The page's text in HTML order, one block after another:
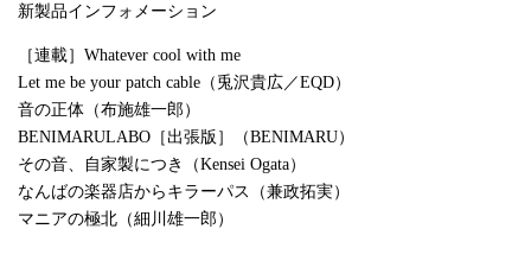
新製品インフォメーション
［連載］Whatever cool with me
Let me be your patch cable（兎沢貴広／EQD）
音の正体（布施雄一郎）
BENIMARULABO［出張版］（BENIMARU）
その音、自家製につき（Kensei Ogata）
なんばの楽器店からキラーパス（兼政拓実）
マニアの極北（細川雄一郎）